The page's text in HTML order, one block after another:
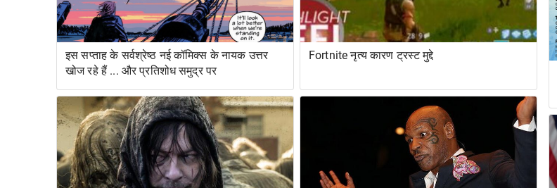
इस सप्ताह के सर्वश्रेष्ठ नई कॉमिक्स के नायक उत्तर
खोज रहे हैं ... और प्रतिशोध समुद्र पर
Fortnite नृत्य कारण ट्रस्ट मुद्दे